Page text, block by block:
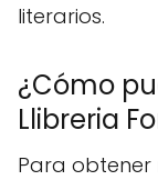
literarios.
¿Cómo
Llibreria
Para